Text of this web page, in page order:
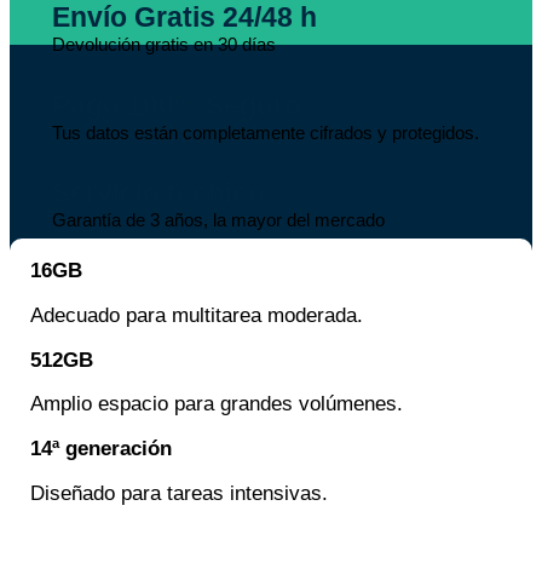
Envío Gratis 24/48 h
Devolución gratis en 30 días
Tus datos están completamente cifrados y protegidos.
Garantía de 3 años, la mayor del mercado
16GB
Adecuado para multitarea moderada.
512GB
Amplio espacio para grandes volúmenes.
14ª generación
Diseñado para tareas intensivas.